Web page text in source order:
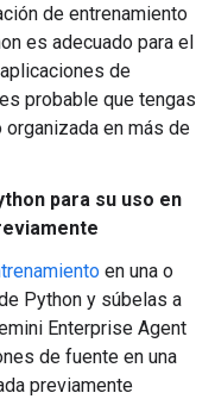
de entrenamiento
es adecuado para el
de
probable que tengas
en más de
para su uso en
en una o
Python y súbelas a
Enterprise Agent
de fuente en una
previamente